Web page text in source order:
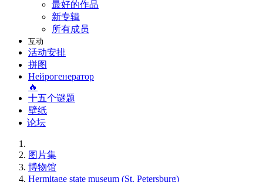
最好的作品
新专辑
所有成员
互动
活动安排
拼图
Нейрогенератор
🔥
十五个谜题
壁纸
论坛
图片集
博物馆
Hermitage state museum (St. Petersburg)